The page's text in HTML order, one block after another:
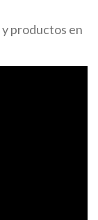
y productos en